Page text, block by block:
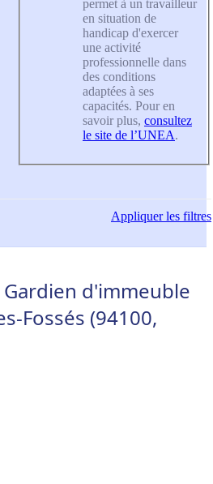
permet à un travailleur
en situation de
handicap d'exercer
une activité
professionnelle dans
des conditions
adaptées à ses
capacités. Pour en
savoir plus, consultez
le site de l’UNEA.
Appliquerles filtres
d'immeuble
Fossés (94100,